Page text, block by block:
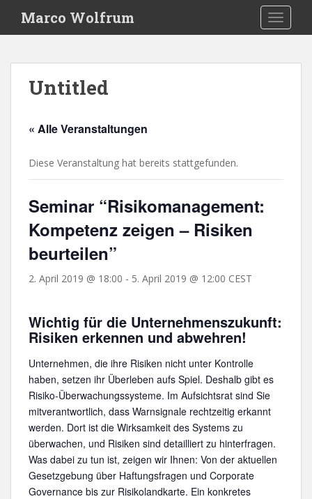
i
Marco Wolfrum
Untitled
« Alle Veranstaltungen
Diese Veranstaltung hat bereits stattgefunden.
Seminar “Risikomanagement:
Kompetenz zeigen – Risiken
beurteilen”
2. April 2019 @ 18:00 - 5. April 2019 @ 12:00 CEST
Wichtig für die Unternehmenszukunft:
Risiken erkennen und abwehren!
Unternehmen, die ihre Risiken nicht unter Kontrolle
haben, setzen ihr Überleben aufs Spiel. Deshalb gibt es
Risiko-Überwachungssysteme. Im Aufsichtsrat sind Sie
mitverantwortlich, dass Warnsignale rechtzeitig erkannt
werden. Dort ist die Wirksamkeit des Systems zu
überwachen, und Risiken sind detailliert zu hinterfragen.
Was dabei zu tun ist, zeigen wir Ihnen: Von der aktuellen
Gesetzgebung über Haftungsfragen und Corporate
Governance bis zur Risikolandkarte. Ein konkretes